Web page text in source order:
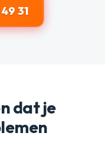
31
dat je